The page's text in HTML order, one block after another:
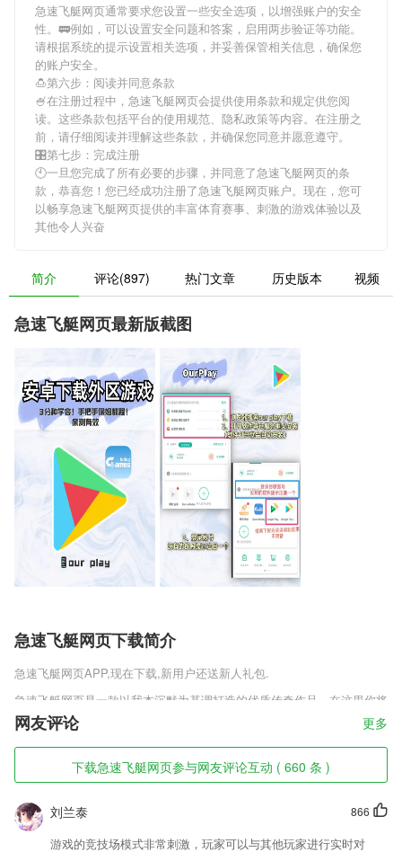
急速飞艇网页通常要求您设置一些安全选项，以增强账户的安全
性。🚃例如，可以设置安全问题和答案，启用两步验证等功能。
请根据系统的提示设置相关选项，并妥善保管相关信息，确保您
的账户安全。
🍮第六步：阅读并同意条款
🍧在注册过程中， 急速飞艇网页会提供使用条款和规定供您阅
读。这些条款包括平台的使用规范、隐私政策等内容。在注册之
前，请仔细阅读并理解这些条款，并确保您同意并愿意遵守。
🎛第七步：完成注册
🕙一旦您完成了所有必要的步骤，并同意了急速飞艇网页的条
款，恭喜您！您已经成功注册了急速飞艇网页账户。现在，您可
以畅享急速飞艇网页提供的丰富体育赛事、刺激的游戏体验以及
其他令人兴奋
简介 评论(897) 热门文章 历史版本 视频
急速飞艇网页最新版截图
急速飞艇网页下载简介
急速飞艇网页APP,现在下载,新用户还送新人礼包.
急速飞艇网页是一款以我本沉默为基调打造的优质传奇作品，在这里你将
再一次感受到所有的沉默版本情怀体现，为你开创真正的复古格局，梦回
03年代，享受和端游一样的丰富可玩性，让所有的情怀粉丝都能够收获
感动享受热血，打造最顶尖的竞技质量!
急速飞艇网页软件特色
1,上万种药品概述、说明书、药厂信息、网友报价、点评等信息，一键搞
定。
网友评论 更多
下载急速飞艇网页参与网友评论互动 ( 660 条 )
866
刘兰泰
游戏的竞技场模式非常刺激，玩家可以与其他玩家进行实时对